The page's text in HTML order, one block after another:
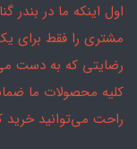
اول اینکه ما در بندر
مشتری را فقط برای
رضایتی که به دست
کلیه محصولات ما
راحت می‌توانید خرید